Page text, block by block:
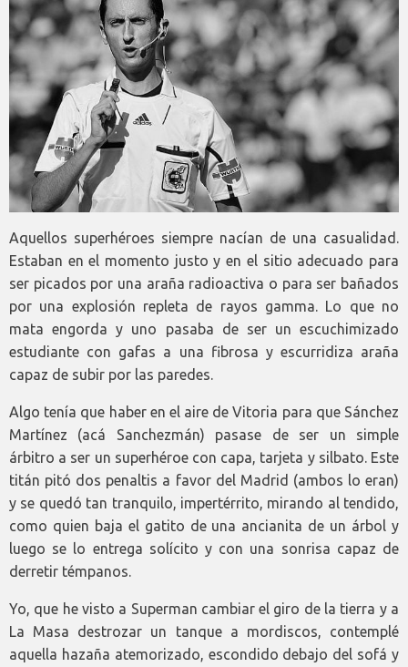
Aquellos superhéroes siempre nacían de una casualidad.
Estaban en el momento justo y en el sitio adecuado para
ser picados por una araña radioactiva o para ser bañados
por una explosión repleta de rayos gamma. Lo que no
mata engorda y uno pasaba de ser un escuchimizado
estudiante con gafas a una fibrosa y escurridiza araña
capaz de subir por las paredes.
Algo tenía que haber en el aire de Vitoria para que Sánchez
Martínez (acá Sanchezmán) pasase de ser un simple
árbitro a ser un superhéroe con capa, tarjeta y silbato. Este
titán pitó dos penaltis a favor del Madrid (ambos lo eran)
y se quedó tan tranquilo, impertérrito, mirando al tendido,
como quien baja el gatito de una ancianita de un árbol y
luego se lo entrega solícito y con una sonrisa capaz de
derretir témpanos.
Yo, que he visto a Superman cambiar el giro de la tierra y a
La Masa destrozar un tanque a mordiscos, contemplé
aquella hazaña atemorizado, escondido debajo del sofá y